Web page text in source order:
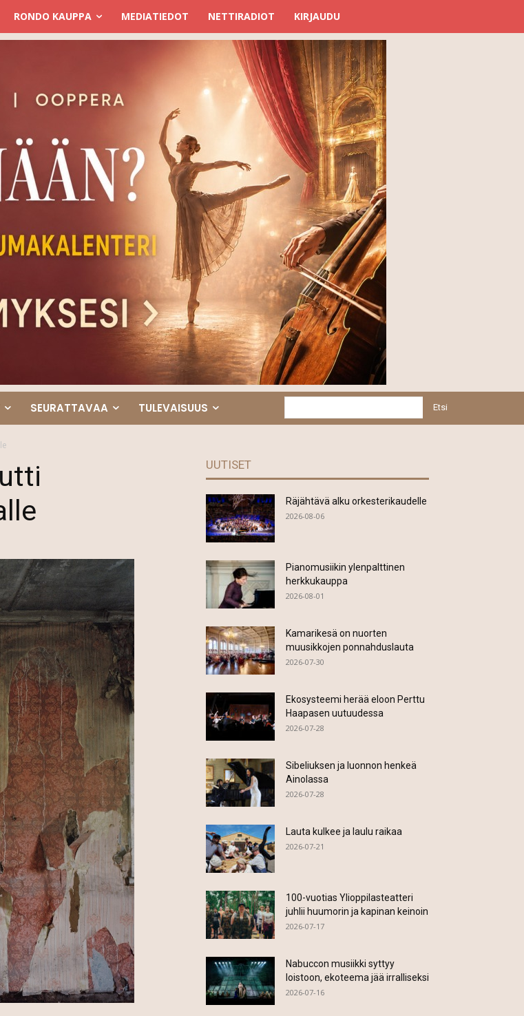
RONDO KAUPPA MEDIATIEDOT NETTIRADIOT KIRJAUDU
SEURATTAVAA TULEVAISUUS Etsi
UUTISET
Räjähtävä alku orkesterikaudelle
2026-08-06
Pianomusiikin ylenpalttinen
herkkukauppa
2026-08-01
Kamarikesä on nuorten
muusikkojen ponnahduslauta
2026-07-30
Ekosysteemi herää eloon Perttu
Haapasen uutuudessa
2026-07-28
Sibeliuksen ja luonnon henkeä
Ainolassa
2026-07-28
Lauta kulkee ja laulu raikaa
2026-07-21
100-vuotias Ylioppilasteatteri
juhlii huumorin ja kapinan keinoin
2026-07-17
Nabuccon musiikki syttyy
loistoon, ekoteema jää irralliseksi
2026-07-16